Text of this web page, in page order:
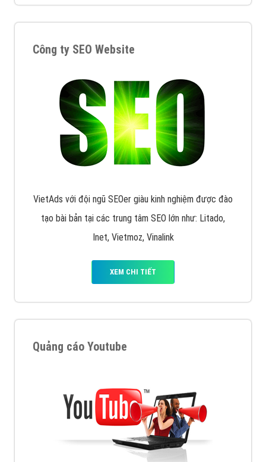
Công ty SEO Website
VietAds với đội ngũ SEOer giàu kinh nghiệm được đào
tạo bài bản tại các trung tâm SEO lớn như: Litado,
Inet, Vietmoz, Vinalink
XEM CHI TIẾT
Quảng cáo Youtube